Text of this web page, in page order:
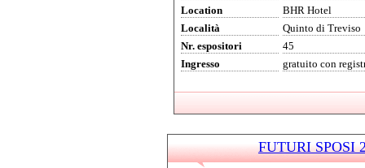
Location
BHR Hotel
Località
Quinto di Treviso
Nr. espositori
45
Ingresso
gratuito con
FUTURI SPOSI